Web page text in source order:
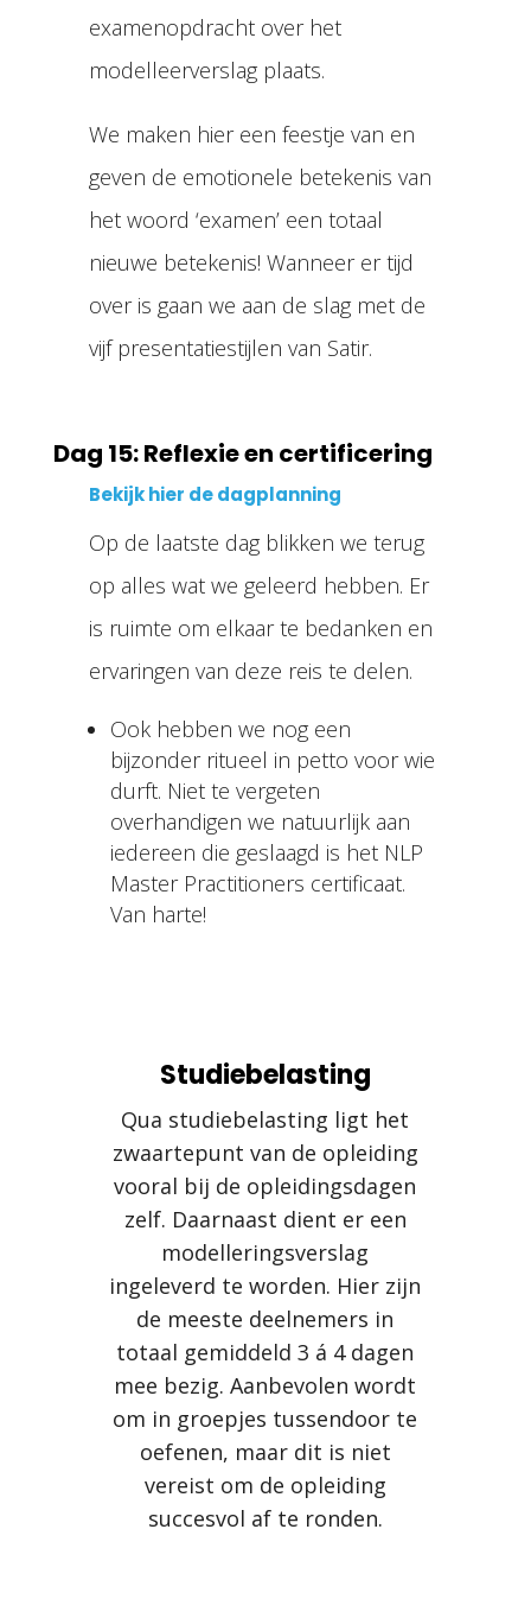
examenopdracht over het
modelleerverslag plaats.
We maken hier een feestje van en
geven de emotionele betekenis van
het woord ‘examen’ een totaal
nieuwe betekenis! Wanneer er tijd
over is gaan we aan de slag met de
vijf presentatiestijlen van Satir.
Dag 15: Reflexie en certificering
Bekijk hier de dagplanning
Op de laatste dag blikken we terug
op alles wat we geleerd hebben. Er
is ruimte om elkaar te bedanken en
ervaringen van deze reis te delen.
Ook hebben we nog een
bijzonder ritueel in petto voor wie
durft. Niet te vergeten
overhandigen we natuurlijk aan
iedereen die geslaagd is het NLP
Master Practitioners certificaat.
Van harte!
Studiebelasting
Qua studiebelasting ligt het
zwaartepunt van de opleiding
vooral bij de opleidingsdagen
zelf. Daarnaast dient er een
modelleringsverslag
ingeleverd te worden. Hier zijn
de meeste deelnemers in
totaal gemiddeld 3 á 4 dagen
mee bezig.Aanbevolen wordt
om in groepjes tussendoor te
oefenen, maar dit is niet
vereist om de opleiding
succesvol af te ronden.